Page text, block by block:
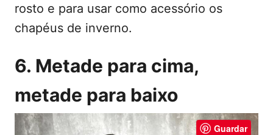
rosto e para usar como acessório os
chapéus de inverno.
6. Metade para cima,
metade para baixo
Guardar